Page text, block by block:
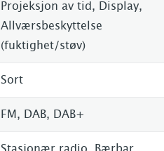
Projeksjon av tid, Display,
Allværsbeskyttelse
(fuktighet/støv)
Sort
FM, DAB, DAB+